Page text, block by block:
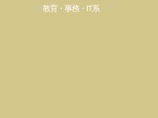
教育・事務・IT系